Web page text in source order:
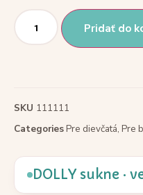
Pridať do
SKU 111111
CategoriesPre dievčatá, Pre
DOLLY sukne ·